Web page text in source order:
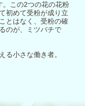
。この2つの花の花粉
初めて受粉が成り立
とはなく、受粉の確
のが、ミツバチで
る小さな働き者。